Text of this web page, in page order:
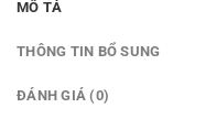
MÔ TẢ
THÔNG TIN BỔ SUNG
ĐÁNH GIÁ (0)